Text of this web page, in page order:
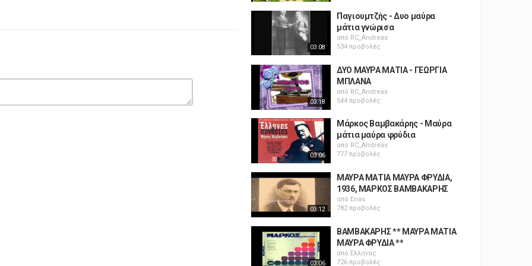
03:08
Παγιουμτζής - Δυο μαύρα
μάτια γνώρισα
από RC_Andreas
534 προβολές
03:18
ΔΥΟ ΜΑΥΡΑ ΜΑΤΙΑ - ΓΕΩΡΓΙΑ
ΜΠΛΑΝΑ
από RC_Andreas
544 προβολές
03:06
Μάρκος Βαμβακάρης - Μαύρα
μάτια μαύρα φρύδια
από RC_Andreas
777 προβολές
03:12
ΜΑΥΡΑ ΜΑΤΙΑ ΜΑΥΡΑ ΦΡΥΔΙΑ,
1936, ΜΑΡΚΟΣ ΒΑΜΒΑΚΑΡΗΣ
από Enas
782 προβολές
03:06
ΒΑΜΒΑΚΑΡΗΣ ** ΜΑΥΡΑ ΜΑΤΙΑ
ΜΑΥΡΑ ΦΡΥΔΙΑ **
απόΈλληνας
726 προβολές